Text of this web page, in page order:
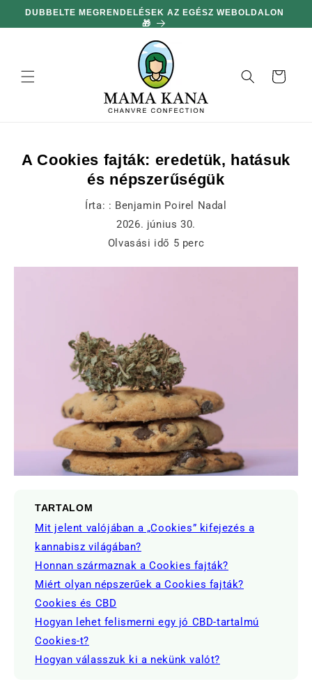
hagyni és
MINDEN 36,359 Ft-S VÁSÁRLÁS UTÁN 100 G AJÁNDÉK 🔥
Kosár
A Cookies fajták: eredetük, hatásuk
és népszerűségük
Írta: : Benjamin Poirel Nadal
2026. június 30.
Olvasási idő 5 perc
TARTALOM
Mit jelent valójában a „Cookies” kifejezés a
kannabisz világában?
Honnan származnak a Cookies fajták?
Miért olyan népszerűek a Cookies fajták?
Cookies és CBD
Hogyan lehet felismerni egy jó CBD-tartalmú
Cookies-t?
Hogyan válasszuk ki a nekünk valót?